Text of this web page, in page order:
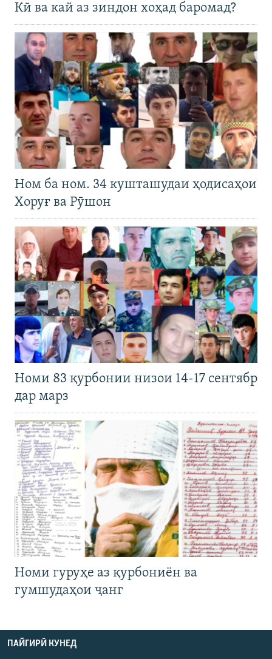
Кӣ ва кай аз зиндон хоҳад баромад?
Ном ба ном. 34 кушташудаи ҳодисаҳои
Хоруғ ва Рӯшон
Номи 83 қурбонии низои 14-17 сентябр
дар марз
Номи гуруҳе аз қурбониён ва
гумшудаҳои ҷанг
ПАЙГИРӢ КУНЕД